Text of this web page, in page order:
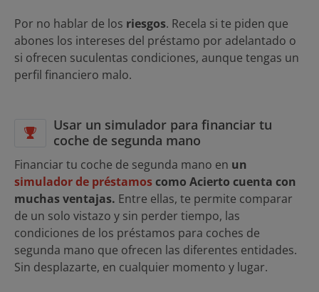
Por no hablar de los riesgos. Recela si te piden que
abones los intereses del préstamo por adelantado o
si ofrecen suculentas condiciones, aunque tengas un
perfil financiero malo.
Usar un simulador para financiar tu
coche de segunda mano
Financiar tu coche de segunda mano en un
simulador de préstamoscomo Acierto cuenta con
muchas ventajas. Entre ellas, te permite comparar
de un solo vistazo y sin perder tiempo, las
condiciones de los préstamos para coches de
segunda mano que ofrecen las diferentes entidades.
Sin desplazarte, en cualquier momento y lugar.